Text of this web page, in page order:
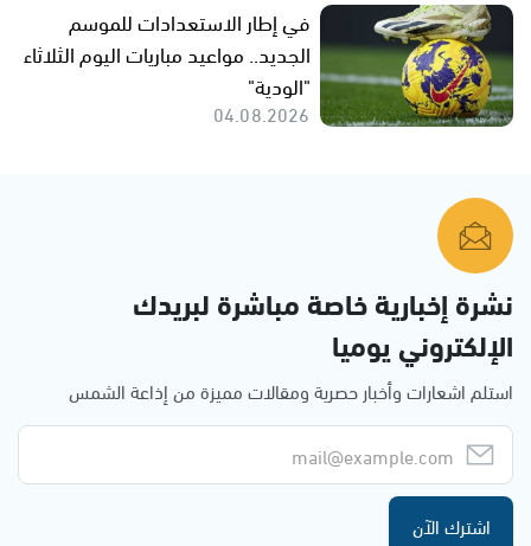
في إطار الاستعدادات للموسم
الجديد.. مواعيد مباريات اليوم الثلاثاء
"الودية"
04.08.2026
نشرة إخبارية خاصة مباشرة لبريدك
الإلكتروني يوميا
استلم اشعارات وأخبار حصرية ومقالات مميزة من إذاعة الشمس
اشترك الآن